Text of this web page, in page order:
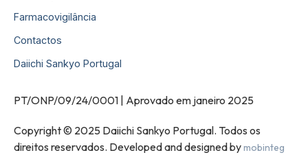
Farmacovigilância
Contactos
Daiichi Sankyo Portugal
PT/ONP/09/24/0001 | Aprovado em janeiro 2025
Copyright © 2025 Daiichi Sankyo Portugal. Todos os
direitos reservados. Developed and designed bymobinteg